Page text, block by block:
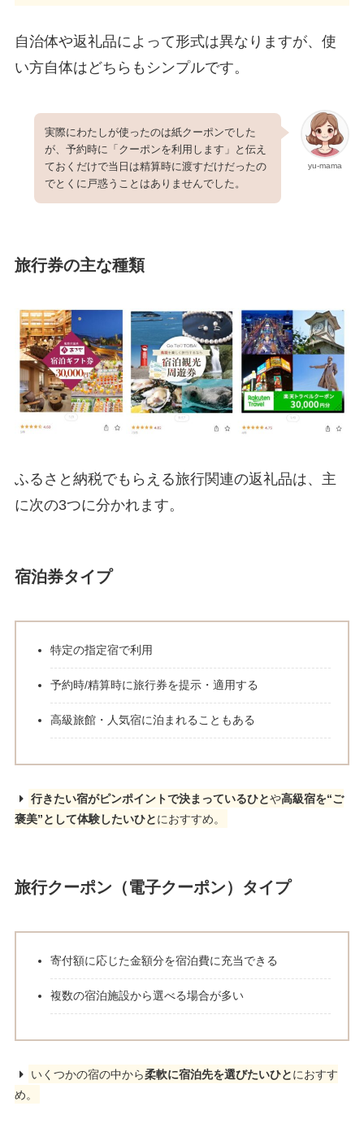
自治体や返礼品によって形式は異なりますが、使
い方自体はどちらもシンプルです。
yu-mama
実際にわたしが使ったのは紙クーポンでした
が、予約時に「クーポンを利用します」と伝え
ておくだけで当日は精算時に渡すだけだったの
でとくに戸惑うことはありませんでした。
旅行券の主な種類
ふるさと納税でもらえる旅行関連の返礼品は、主
に次の3つに分かれます。
宿泊券タイプ
特定の指定宿で利用
予約時/精算時に旅行券を提示・適用する
高級旅館・人気宿に泊まれることもある
行きたい宿がピンポイントで決まっているひとや高級宿を“ご
褒美”として体験したいひとにおすすめ。
旅行クーポン（電子クーポン）タイプ
寄付額に応じた金額分を宿泊費に充当できる
複数の宿泊施設から選べる場合が多い
いくつかの宿の中から柔軟に宿泊先を選びたいひとにおすす
め。